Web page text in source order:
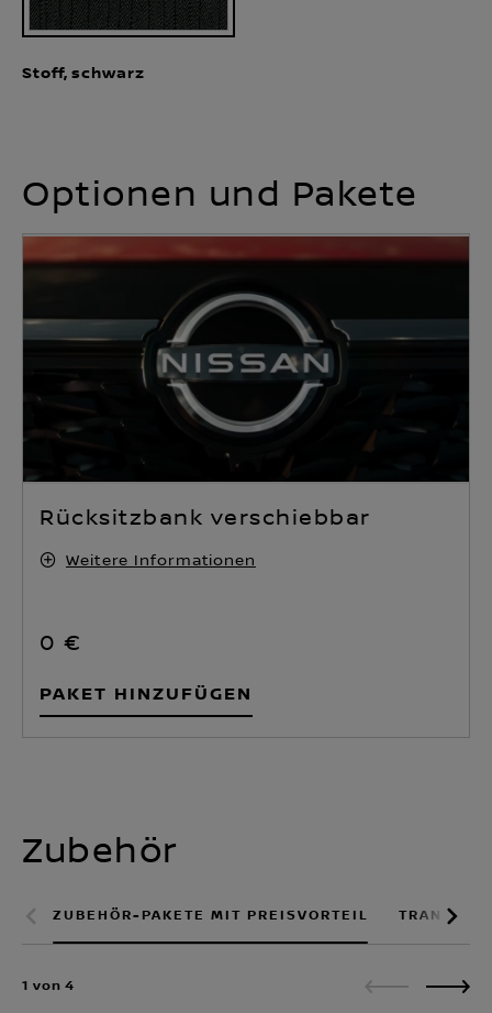
Stoff, schwarz
Optionen und Pakete
Rücksitzbank verschiebbar
Weitere Informationen
0 €
PAKET HINZUFÜGEN
Zubehör
ZUBEHÖR-PAKETE MIT PREISVORTEIL
1 von 4